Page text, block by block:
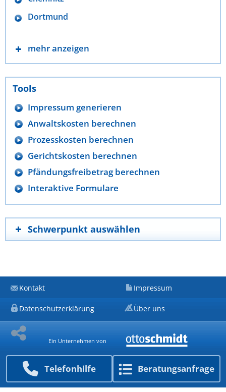
Telefon­hilfe Beratungs­anfrage
Dortmund
mehr anzeigen
Tools
Impressum generieren
Anwaltskosten berechnen
Prozesskosten berechnen
Gerichtskosten berechnen
Pfändungsfreibetrag berechnen
Interaktive Formulare
Schwerpunkt auswählen
Kontakt Impressum
Datenschutzerklärung Über uns
Ein Unternehmen von